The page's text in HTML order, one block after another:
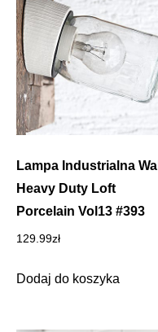
Lampa Industrialna Wall
Heavy Duty Loft
Porcelain Vol13 #393
129.99zł
Dodaj do koszyka